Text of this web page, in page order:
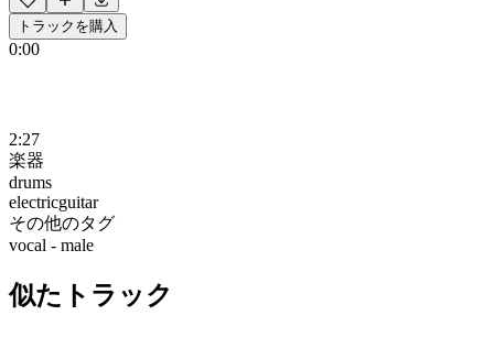
トラックを購入
0:00
2:27
楽器
drums
electricguitar
その他のタグ
vocal - male
似たトラック